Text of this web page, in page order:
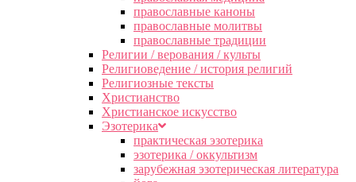
православные каноны
православные молитвы
православные традиции
Религии / верования / культы
Религиоведение / история религий
Религиозные тексты
Христианство
Христианское искусство
Эзотерика
практическая эзотерика
эзотерика / оккультизм
зарубежная эзотерическая литература